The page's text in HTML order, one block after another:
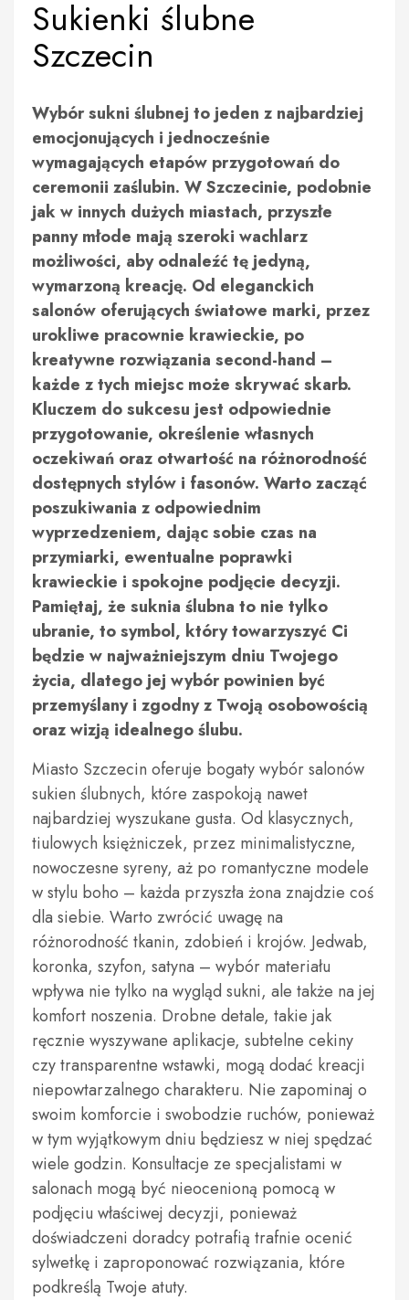
Sukienki ślubne
Szczecin
Wybór sukni ślubnej to jeden z najbardziej
emocjonujących i jednocześnie
wymagających etapów przygotowań do
ceremonii zaślubin. W Szczecinie, podobnie
jak w innych dużych miastach, przyszłe
panny młode mają szeroki wachlarz
możliwości, aby odnaleźć tę jedyną,
wymarzoną kreację. Od eleganckich
salonów oferujących światowe marki, przez
urokliwe pracownie krawieckie, po
kreatywne rozwiązania second-hand –
każde z tych miejsc może skrywać skarb.
Kluczem do sukcesu jest odpowiednie
przygotowanie, określenie własnych
oczekiwań oraz otwartość na różnorodność
dostępnych stylów i fasonów. Warto zacząć
poszukiwania z odpowiednim
wyprzedzeniem, dając sobie czas na
przymiarki, ewentualne poprawki
krawieckie i spokojne podjęcie decyzji.
Pamiętaj, że suknia ślubna to nie tylko
ubranie, to symbol, który towarzyszyć Ci
będzie w najważniejszym dniu Twojego
życia, dlatego jej wybór powinien być
przemyślany i zgodny z Twoją osobowością
oraz wizją idealnego ślubu.
Miasto Szczecin oferuje bogaty wybór salonów
sukien ślubnych, które zaspokoją nawet
najbardziej wyszukane gusta. Od klasycznych,
tiulowych księżniczek, przez minimalistyczne,
nowoczesne syreny, aż po romantyczne modele
w stylu boho – każda przyszła żona znajdzie coś
dla siebie. Warto zwrócić uwagę na
różnorodność tkanin, zdobień i krojów. Jedwab,
koronka, szyfon, satyna – wybór materiału
wpływa nie tylko na wygląd sukni, ale także na jej
komfort noszenia. Drobne detale, takie jak
ręcznie wyszywane aplikacje, subtelne cekiny
czy transparentne wstawki, mogą dodać kreacji
niepowtarzalnego charakteru. Nie zapominaj o
swoim komforcie i swobodzie ruchów, ponieważ
w tym wyjątkowym dniu będziesz w niej spędzać
wiele godzin. Konsultacje ze specjalistami w
salonach mogą być nieocenioną pomocą w
podjęciu właściwej decyzji, ponieważ
doświadczeni doradcy potrafią trafnie ocenić
sylwetkę i zaproponować rozwiązania, które
podkreślą Twoje atuty.